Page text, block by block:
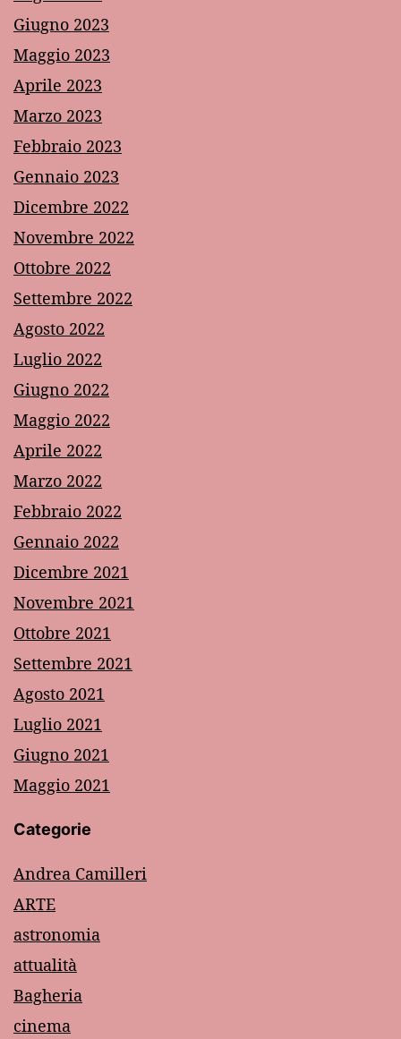
Giugno 2023
Maggio 2023
Aprile 2023
Marzo 2023
Febbraio 2023
Gennaio 2023
Dicembre 2022
Novembre 2022
Ottobre 2022
Settembre 2022
Agosto 2022
Luglio 2022
Giugno 2022
Maggio 2022
Aprile 2022
Marzo 2022
Febbraio 2022
Gennaio 2022
Dicembre 2021
Novembre 2021
Ottobre 2021
Settembre 2021
Agosto 2021
Luglio 2021
Giugno 2021
Maggio 2021
Categorie
Andrea Camilleri
ARTE
astronomia
attualità
Bagheria
cinema